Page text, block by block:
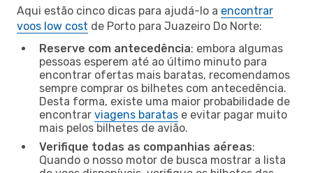
Aqui estão cinco dicas para ajudá-lo a encontrar
voos low cost de Porto para Juazeiro Do Norte:
Reserve com antecedência: embora algumas
pessoas esperem até ao último minuto para
encontrar ofertas mais baratas, recomendamos
sempre comprar os bilhetes com antecedência.
Desta forma, existe uma maior probabilidade de
encontrar viagens baratas e evitar pagar muito
mais pelos bilhetes de avião.
Verifique todas as companhias aéreas:
Quando o nosso motor de busca mostrar a lista